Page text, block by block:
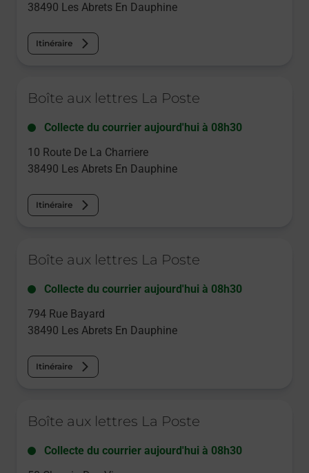
38490 Les Abrets En Dauphine
Itinéraire
Boîte aux lettres La Poste
Collecte du courrier aujourd'hui à 08h30
10 Route De La Charriere
38490 Les Abrets En Dauphine
Itinéraire
Boîte aux lettres La Poste
Collecte du courrier aujourd'hui à 08h30
794 Rue Bayard
38490 Les Abrets En Dauphine
Itinéraire
Boîte aux lettres La Poste
Collecte du courrier aujourd'hui à 08h30